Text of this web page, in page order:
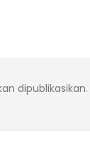
dipublikasikan.